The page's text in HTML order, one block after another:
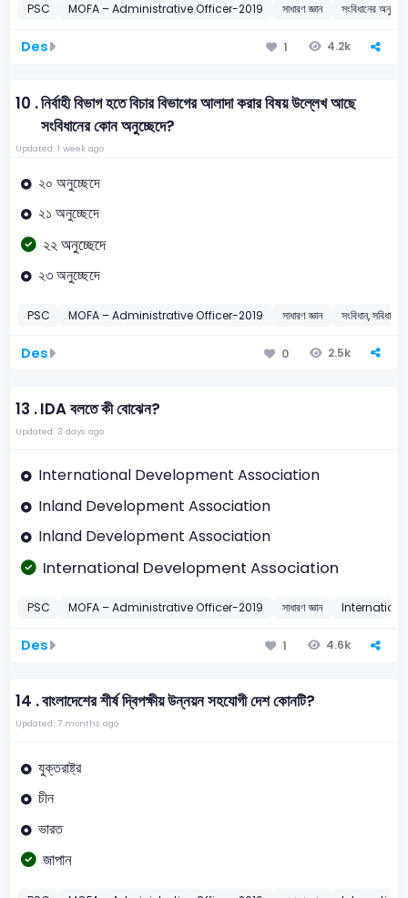
PSC MOFA – Administrative Officer-2019 সাধারণ জ্ঞান সংবিধানের
Des 1 4.2k
10 .নির্বাহী বিভাগ হতে বিচার বিভাগের আলাদা করার বিষয় উল্লেখ আছে
সংবিধানের কোন অনুচ্ছেদে?
Updated: 1 week ago
২০ অনুচ্ছেদে
২১ অনুচ্ছেদে
২২ অনুচ্ছেদে
২৩ অনুচ্ছেদে
PSC MOFA – Administrative Officer-2019 সাধারণ জ্ঞান সংবিধান, সবিধান
Des 0 2.5k
13 .IDA বলতে কী বোঝেন?
Updated: 3 days ago
International Development Association
Inland Development Association
Inland Development Association
International Development Association
PSC MOFA – Administrative Officer-2019 সাধারণ জ্ঞান
Des 1 4.6k
14 .বাংলাদেশের শীর্ষ দ্বিপক্ষীয় উন্নয়ন সহযোগী দেশ কোনটি?
Updated: 7 months ago
যুক্তরাষ্ট্র
চীন
ভারত
জাপান